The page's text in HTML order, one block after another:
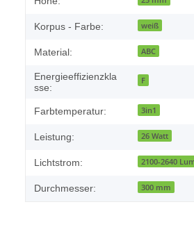
Korpus - Farbe: weiß
Material: ABC
Energieeffizienzkla
sse:
F
Farbtemperatur: 3in1
Leistung: 26 Watt
Lichtstrom: 2100-2640
Durchmesser: 300 mm